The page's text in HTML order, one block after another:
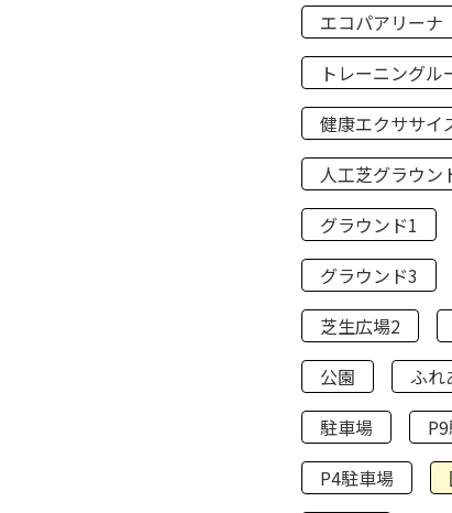
エコパアリーナ
トレーニングル
健康エクササイ
人工芝グラウン
グラウンド1
グラウンド3
芝生広場2
公園
ふれ
駐車場
P4駐車場